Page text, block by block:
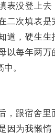
表没登上去
二次填表是
道，硬生生
以每年两万
。
，跟宿舍
因为我懒惰